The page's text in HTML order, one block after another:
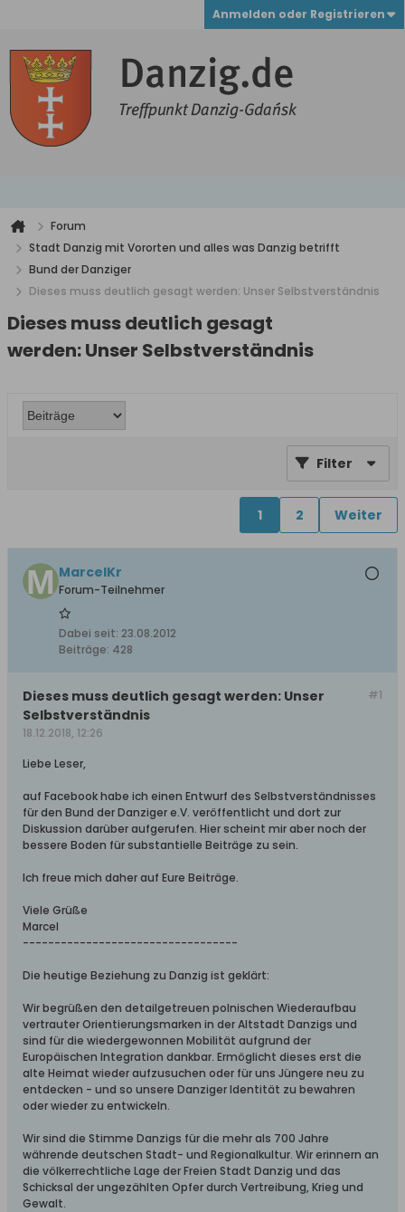
Anmelden oder Registrieren
Forum
Stadt Danzig mit Vororten und alles was Danzig betrifft
Bund der Danziger
Dieses muss deutlich gesagt werden: Unser Selbstverständnis
Dieses muss deutlich gesagt
werden: Unser Selbstverständnis
Filter
1 2 Weiter
MarcelKr
Forum-Teilnehmer
Dabei seit: 23.08.2012
Beiträge: 428
#1
Dieses muss deutlich gesagt werden: Unser
Selbstverständnis
18.12.2018, 12:26
Liebe Leser,
auf Facebook habe ich einen Entwurf des Selbstverständnisses
für den Bund der Danziger e.V. veröffentlicht und dort zur
Diskussion darüber aufgerufen. Hier scheint mir aber noch der
bessere Boden für substantielle Beiträge zu sein.
Ich freue mich daher auf Eure Beiträge.
Viele Grüße
Marcel
----------------------------------
Die heutige Beziehung zu Danzig ist geklärt:
Wir begrüßen den detailgetreuen polnischen Wiederaufbau
vertrauter Orientierungsmarken in der Altstadt Danzigs und
sind für die wiedergewonnen Mobilität aufgrund der
Europäischen Integration dankbar. Ermöglicht dieses erst die
alte Heimat wieder aufzusuchen oder für uns Jüngere neu zu
entdecken - und so unsere Danziger Identität zu bewahren
oder wieder zu entwickeln.
Wir sind die Stimme Danzigs für die mehr als 700 Jahre
währende deutschen Stadt- und Regionalkultur. Wir erinnern an
die völkerrechtliche Lage der Freien Stadt Danzig und das
Schicksal der ungezählten Opfer durch Vertreibung, Krieg und
Gewalt.